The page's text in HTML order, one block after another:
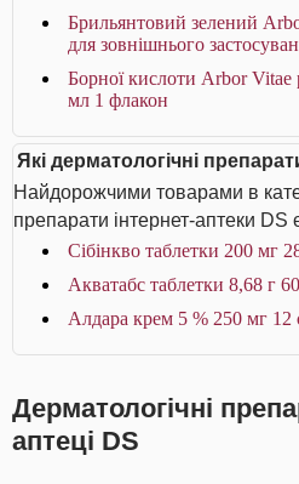
Брильянтовий зелений
для зовнішнього
Борної кислоти Arbor
мл 1 флакон
Які дерматологічні
Найдорожчими товарами в
препарати інтернет-аптеки DS
Сібінкво таблетки 200 мг
Акватабс таблетки 8,68 г
Алдара крем 5 % 250 мг 12
Дерматологічні
аптеці DS